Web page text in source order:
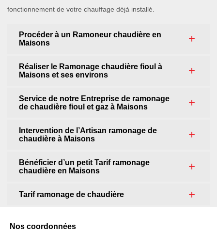
fonctionnement de votre chauffage déjà installé.
Procéder à un Ramoneur chaudière en
Maisons
Réaliser le Ramonage chaudière fioul à
Maisons et ses environs
Service de notre Entreprise de ramonage
de chaudière fioul et gaz à Maisons
Intervention de l’Artisan ramonage de
chaudière à Maisons
Bénéficier d’un petit Tarif ramonage
chaudière en Maisons
Tarif ramonage de chaudière
Nos coordonnées